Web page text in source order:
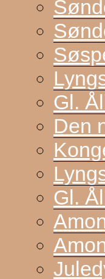
Gl.
Den
Gl.